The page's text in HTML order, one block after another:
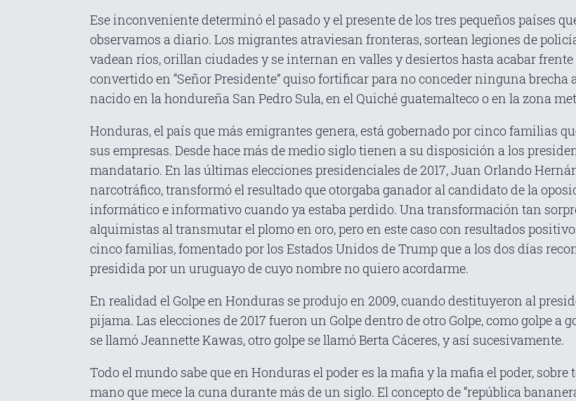
Ese inconveniente determinó el pasado y el presente de los tres pequeños países
observamos a diario. Los migrantes atraviesan fronteras, sortean legiones de
vadean ríos, orillan ciudades y se internan en valles y desiertos hasta acabar
convertido en “Señor Presidente” quiso fortificar para no conceder ninguna
nacido en la hondureña San Pedro Sula, en el Quiché guatemalteco o en la zona
Honduras, el país que más emigrantes genera, está gobernado por cinco familias
sus empresas. Desde hace más de medio siglo tienen a su disposición a los
mandatario. En las últimas elecciones presidenciales de 2017, Juan Orlando
narcotráfico, transformó el resultado que otorgaba ganador al candidato de la
informático e informativo cuando ya estaba perdido. Una transformación tan
alquimistas al transmutar el plomo en oro, pero en este caso con resultados
cinco familias, fomentado por los Estados Unidos de Trump que a los dos días
presidida por un uruguayo de cuyo nombre no quiero acordarme.
En realidad el Golpe en Honduras se produjo en 2009, cuando destituyeron al
pijama. Las elecciones de 2017 fueron un Golpe dentro de otro Golpe, como golpe a
se llamó Jeannette Kawas, otro golpe se llamó Berta Cáceres, y así sucesivamente.
Todo el mundo sabe que en Honduras el poder es la mafia y la mafia el poder,
mano que mece la cuna durante más de un siglo. El concepto de “república